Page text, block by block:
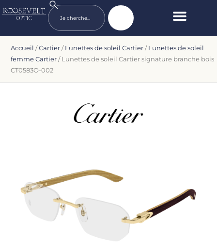
Accueil /Cartier/Lunettes de soleil Cartier/Lunettes de soleil
femme Cartier/ Lunettes de soleil Cartier signature branche bois
CT0583O-002